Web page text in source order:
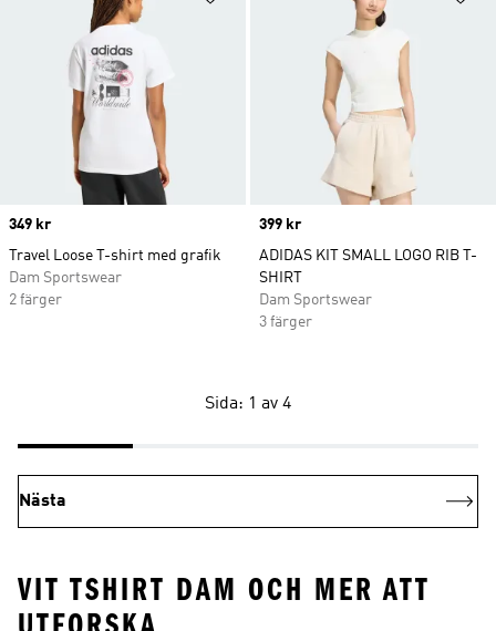
Price
349 kr
Travel Loose T-shirt med grafik
Dam Sportswear
2 färger
Price
399 kr
ADIDAS KIT SMALL LOGO RIB T-
SHIRT
Dam Sportswear
3 färger
Sida: 1 av 4
Nästa
VIT TSHIRT DAM OCH MER ATT